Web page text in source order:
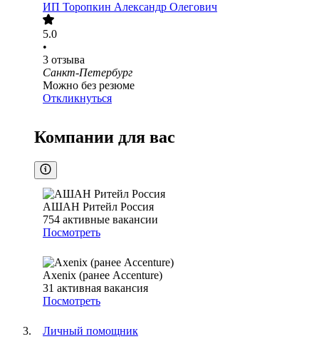
ИП Торопкин Александр Олегович
5.0
•
3 отзыва
Санкт-Петербург
Можно без резюме
Откликнуться
Компании для вас
АШАН Ритейл Россия
754 активные вакансии
Посмотреть
Axenix (ранее Accenture)
31 активная вакансия
Посмотреть
Личный помощник